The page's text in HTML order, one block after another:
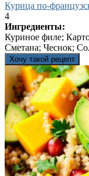
Курица по-
4
Ингредиенты:
Куриное филе;
Сметана; Чеснок;
Хочу такой рецепт